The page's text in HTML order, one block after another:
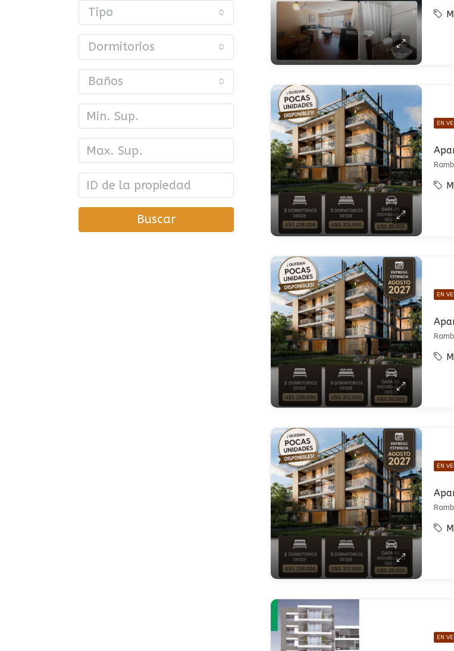
EN
EN
EN
EN
Tipo
Dormitorios
Baños
Buscar